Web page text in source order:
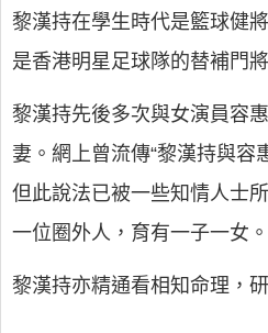
黎漢持在學生時代是籃球健
是香港明星足球隊的替補門將
黎漢持先後多次與女演員容
妻。網上曾流傳“黎漢持與容
但此說法已被一些知情人士
一位圈外人，育有一子一女。
黎漢持亦精通看相知命理，